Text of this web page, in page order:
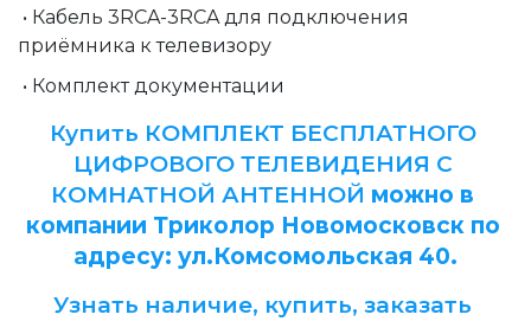
• Кабель 3RCA-3RCA для подключения
приёмника к телевизору
• Комплект документации
Купить КОМПЛЕКТ БЕСПЛАТНОГО
ЦИФРОВОГО ТЕЛЕВИДЕНИЯ C
КОМНАТНОЙ АНТЕННОЙ можно в
компании Триколор Новомосковск по
адресу: ул.Комсомольская 40.
Узнать наличие, купить, заказать